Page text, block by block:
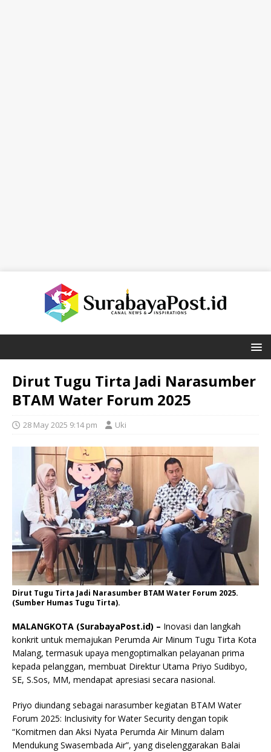
Dirut Tugu Tirta Jadi Narasumber
BTAM Water Forum 2025
28 May 2025 9:14 pm Uki
Dirut Tugu Tirta Jadi Narasumber BTAM Water Forum 2025.
(Sumber Humas Tugu Tirta).
MALANGKOTA (SurabayaPost.id) – Inovasi dan langkah
konkrit untuk memajukan Perumda Air Minum Tugu Tirta Kota
Malang, termasuk upaya mengoptimalkan pelayanan prima
kepada pelanggan, membuat Direktur Utama Priyo Sudibyo,
SE, S.Sos, MM, mendapat apresiasi secara nasional.
Priyo diundang sebagai narasumber kegiatan BTAM Water
Forum 2025: Inclusivity for Water Security dengan topik
“Komitmen dan Aksi Nyata Perumda Air Minum dalam
Mendukung Swasembada Air”, yang diselenggarakan Balai